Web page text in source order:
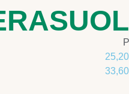
25,20
33,60